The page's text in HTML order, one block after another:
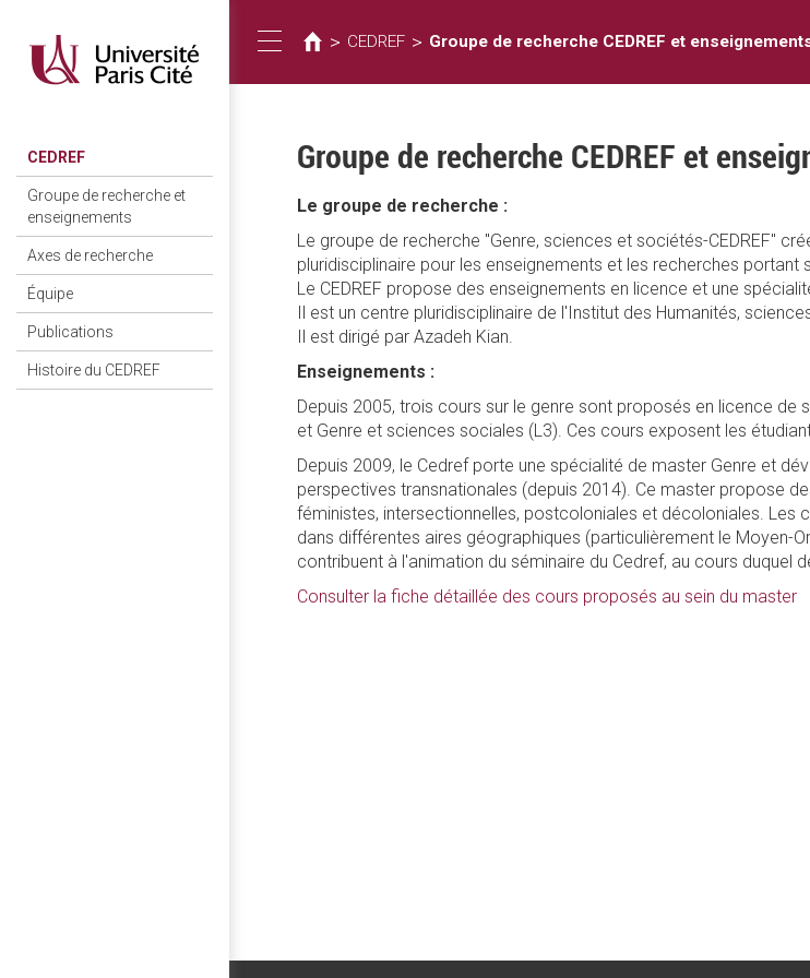
CEDREF
Groupe de recherche et
enseignements
Axes de recherche
Équipe
Publications
Histoire du CEDREF
Toggle
navigation
在
這
> CEDREF > Groupe de recherche CEDREF et
Groupe de recherche CEDREF et
Le groupe de recherche :
Le groupe de recherche "Genre, sciences et sociétés-CEDREF"
pluridisciplinaire pour les enseignements et les recherches
Le CEDREF propose des enseignements en licence et une
Il est un centre pluridisciplinaire de l'Institut des Humanités,
Il est dirigé par Azadeh Kian.
Enseignements :
Depuis 2005, trois cours sur le genre sont proposés en licence
et Genre et sciences sociales (L3). Ces cours exposent les
Depuis 2009, le Cedref porte une spécialité de master Genre et
perspectives transnationales (depuis 2014). Ce master propose
féministes, intersectionnelles, postcoloniales et décoloniales.
dans différentes aires géographiques (particulièrement le Moyen-
contribuent à l'animation du séminaire du Cedref, au cours duquel
Consulter la fiche détaillée des cours proposés au sein du master